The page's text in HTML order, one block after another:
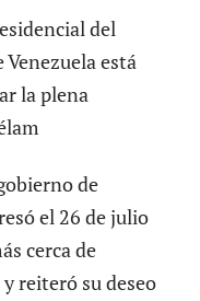
del
está
la plena
de
el 26 de julio
cerca de
reiteró su deseo